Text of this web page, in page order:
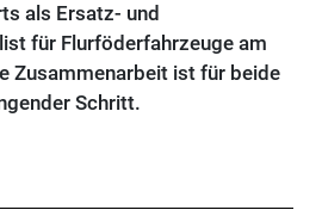
als Ersatz- und
für Flurföderfahrzeuge am
Zusammenarbeit ist für beide
Schritt.